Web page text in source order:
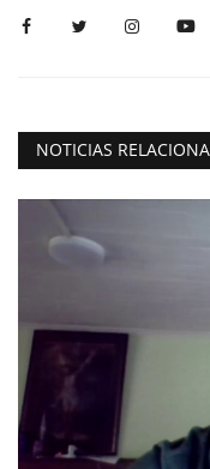
NOTICIAS